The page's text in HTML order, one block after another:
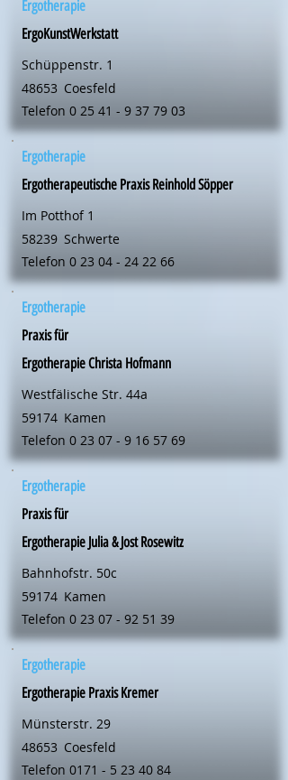
Ergotherapie
ErgoKunstWerkstatt
Schüppenstr. 1
48653 Coesfeld
Telefon 0 25 41 - 9 37 79 03
Ergotherapie
Ergotherapeutische Praxis Reinhold Söpper
Im Potthof 1
58239 Schwerte
Telefon 0 23 04 - 24 22 66
Ergotherapie
Praxis für
Ergotherapie Christa Hofmann
Westfälische Str. 44a
59174 Kamen
Telefon 0 23 07 - 9 16 57 69
Ergotherapie
Praxis für
Ergotherapie Julia & Jost Rosewitz
Bahnhofstr. 50c
59174 Kamen
Telefon 0 23 07 - 92 51 39
Ergotherapie
Ergotherapie Praxis Kremer
Münsterstr. 29
48653 Coesfeld
Telefon 0171 - 5 23 40 84